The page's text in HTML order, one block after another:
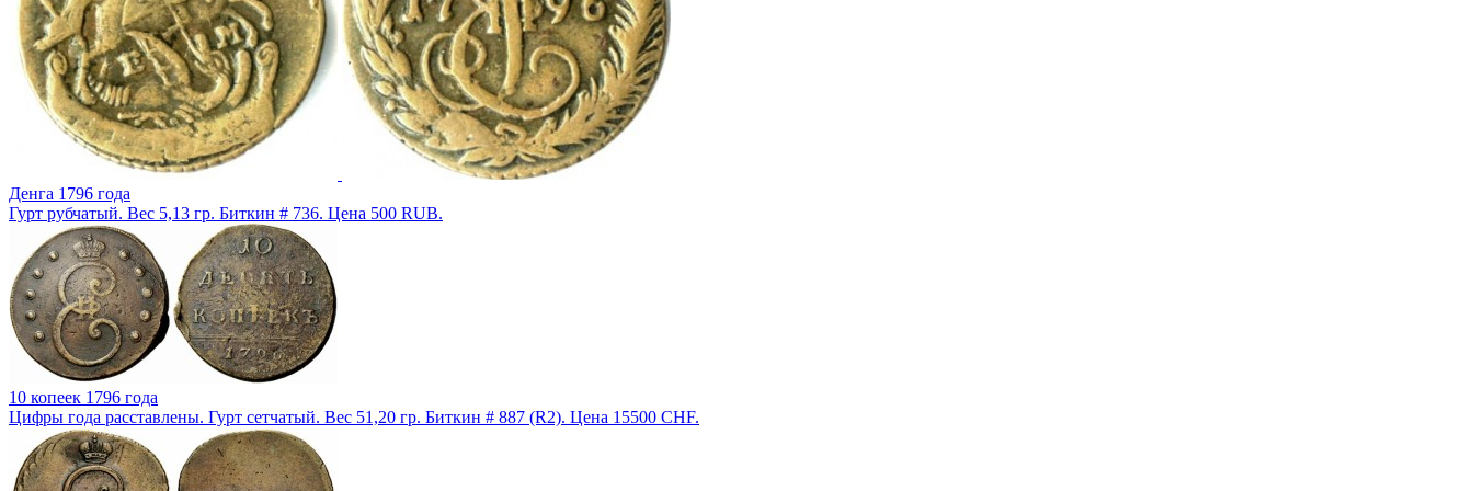
Денга 1796 года
Гурт рубчатый. Вес 5,13 гр. Биткин # 736. Цена 500 RUB.
10 копеек 1796 года
Цифры года расставлены. Гурт сетчатый. Вес 51,20 гр. Биткин # 887 (R2). Цена 15500 CHF.